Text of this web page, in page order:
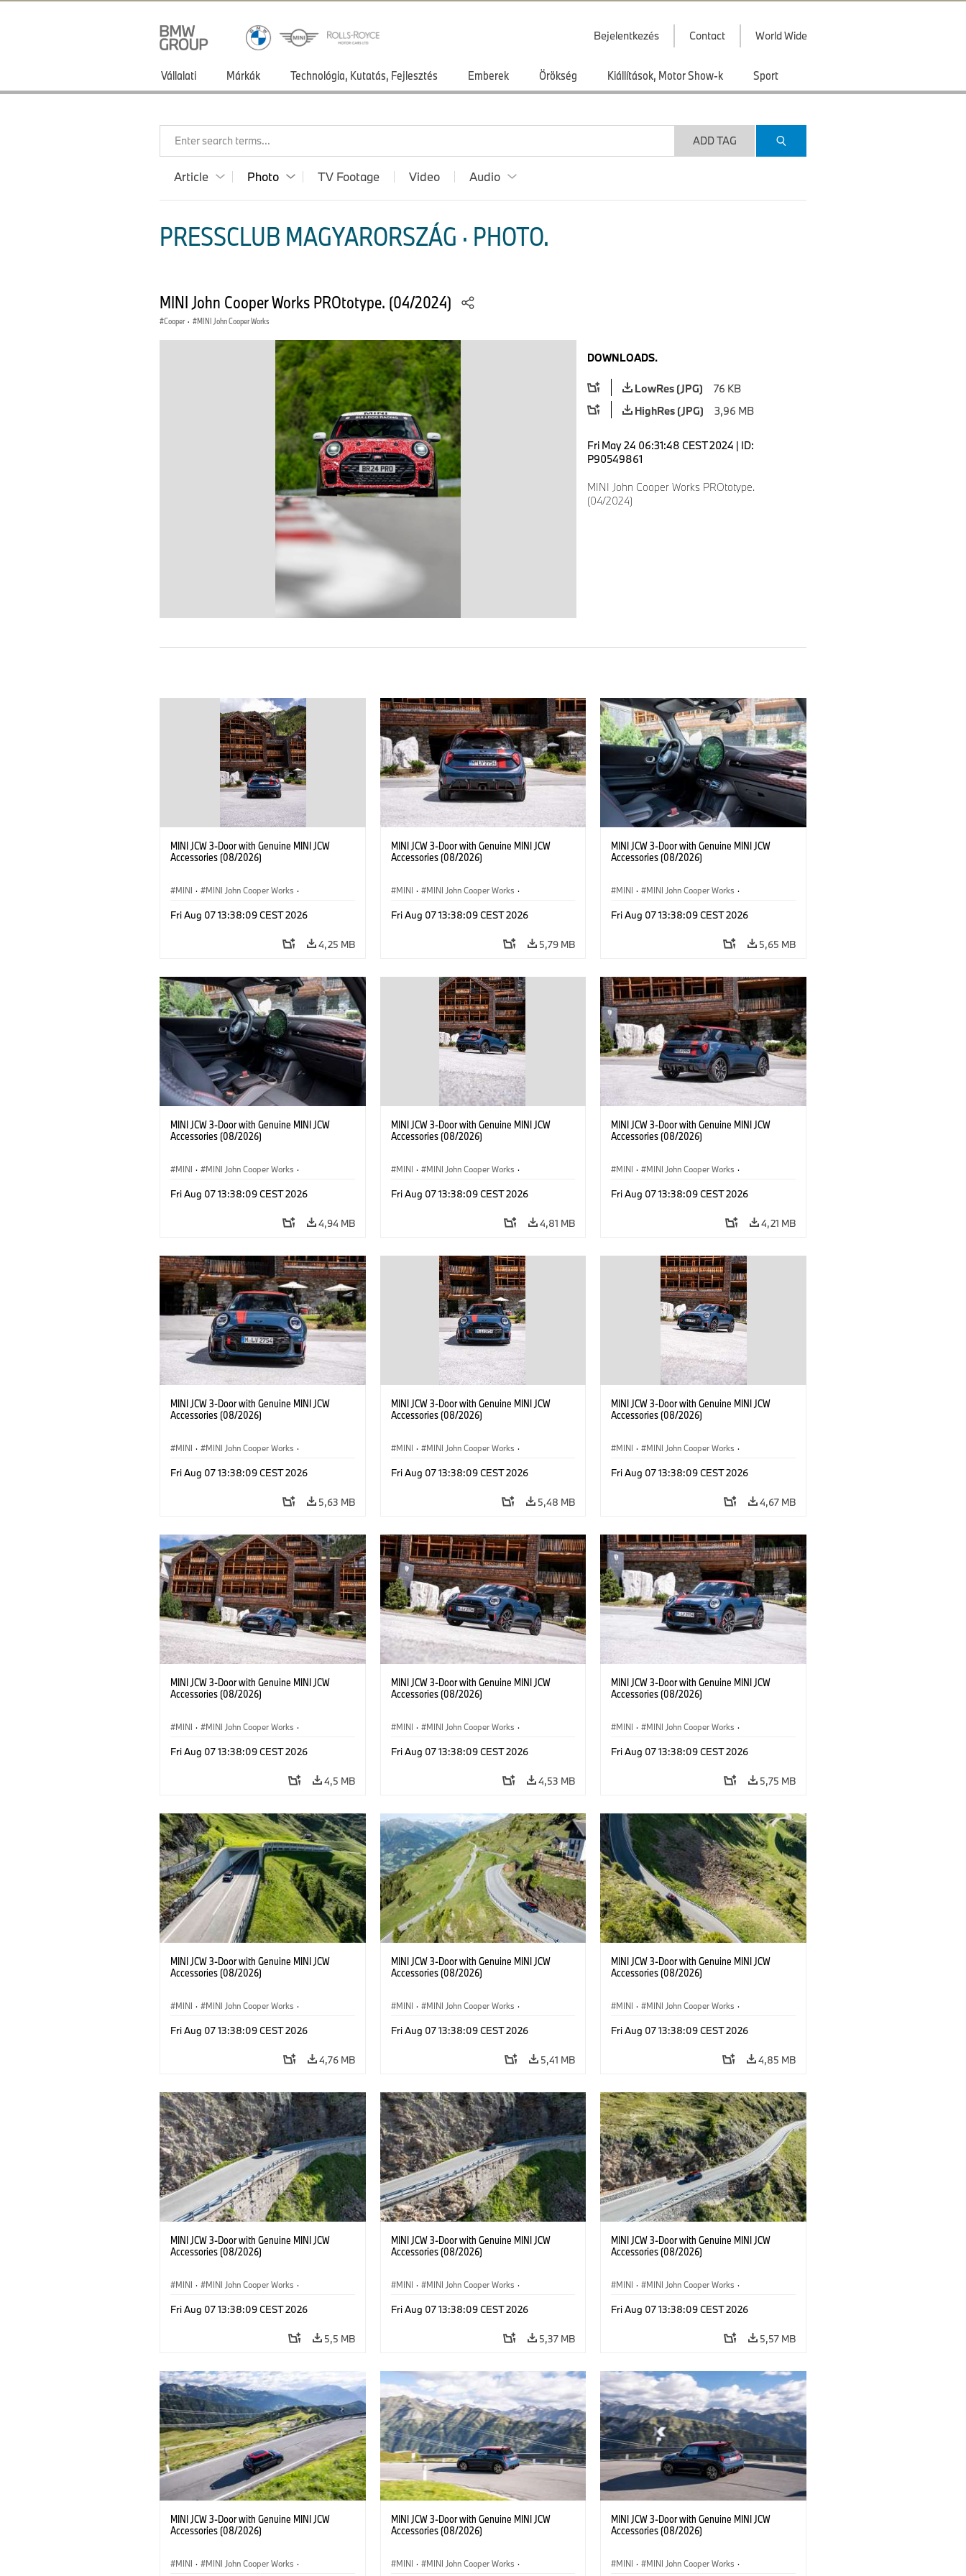
Bejelentkezés Contact World Wide
Vállalati Márkák Technológia, Kutatás, Fejlesztés Emberek Örökség Kiállítások, Motor Show-k Sport
Enter search terms... ADD TAG
Article Photo TV Footage Video Audio
PRESSCLUB MAGYARORSZÁG · PHOTO.
MINI John Cooper Works PROtotype. (04/2024)
Cooper · MINI John Cooper Works
DOWNLOADS.
LowRes (JPG)
76 KB
HighRes (JPG)
3,96 MB
Fri May 24 06:31:48 CEST 2024 | ID:
P90549861
MINI John Cooper Works PROtotype.
(04/2024)
MINI JCW 3-Door with Genuine MINI JCW
Accessories (08/2026)
MINI · MINI John Cooper Works ·
Opcionális extrák, kiegészítők
Fri Aug 07 13:38:09 CEST 2026
4,25 MB
MINI JCW 3-Door with Genuine MINI JCW
Accessories (08/2026)
MINI · MINI John Cooper Works ·
Opcionális extrák, kiegészítők
Fri Aug 07 13:38:09 CEST 2026
5,79 MB
MINI JCW 3-Door with Genuine MINI JCW
Accessories (08/2026)
MINI · MINI John Cooper Works ·
Opcionális extrák, kiegészítők
Fri Aug 07 13:38:09 CEST 2026
5,65 MB
MINI JCW 3-Door with Genuine MINI JCW
Accessories (08/2026)
MINI · MINI John Cooper Works ·
Opcionális extrák, kiegészítők
Fri Aug 07 13:38:09 CEST 2026
4,94 MB
MINI JCW 3-Door with Genuine MINI JCW
Accessories (08/2026)
MINI · MINI John Cooper Works ·
Opcionális extrák, kiegészítők
Fri Aug 07 13:38:09 CEST 2026
4,81 MB
MINI JCW 3-Door with Genuine MINI JCW
Accessories (08/2026)
MINI · MINI John Cooper Works ·
Opcionális extrák, kiegészítők
Fri Aug 07 13:38:09 CEST 2026
4,21 MB
MINI JCW 3-Door with Genuine MINI JCW
Accessories (08/2026)
MINI · MINI John Cooper Works ·
Opcionális extrák, kiegészítők
Fri Aug 07 13:38:09 CEST 2026
5,63 MB
MINI JCW 3-Door with Genuine MINI JCW
Accessories (08/2026)
MINI · MINI John Cooper Works ·
Opcionális extrák, kiegészítők
Fri Aug 07 13:38:09 CEST 2026
5,48 MB
MINI JCW 3-Door with Genuine MINI JCW
Accessories (08/2026)
MINI · MINI John Cooper Works ·
Opcionális extrák, kiegészítők
Fri Aug 07 13:38:09 CEST 2026
4,67 MB
MINI JCW 3-Door with Genuine MINI JCW
Accessories (08/2026)
MINI · MINI John Cooper Works ·
Opcionális extrák, kiegészítők
Fri Aug 07 13:38:09 CEST 2026
4,5 MB
MINI JCW 3-Door with Genuine MINI JCW
Accessories (08/2026)
MINI · MINI John Cooper Works ·
Opcionális extrák, kiegészítők
Fri Aug 07 13:38:09 CEST 2026
4,53 MB
MINI JCW 3-Door with Genuine MINI JCW
Accessories (08/2026)
MINI · MINI John Cooper Works ·
Opcionális extrák, kiegészítők
Fri Aug 07 13:38:09 CEST 2026
5,75 MB
MINI JCW 3-Door with Genuine MINI JCW
Accessories (08/2026)
MINI · MINI John Cooper Works ·
Opcionális extrák, kiegészítők
Fri Aug 07 13:38:09 CEST 2026
4,76 MB
MINI JCW 3-Door with Genuine MINI JCW
Accessories (08/2026)
MINI · MINI John Cooper Works ·
Opcionális extrák, kiegészítők
Fri Aug 07 13:38:09 CEST 2026
5,41 MB
MINI JCW 3-Door with Genuine MINI JCW
Accessories (08/2026)
MINI · MINI John Cooper Works ·
Opcionális extrák, kiegészítők
Fri Aug 07 13:38:09 CEST 2026
4,85 MB
MINI JCW 3-Door with Genuine MINI JCW
Accessories (08/2026)
MINI · MINI John Cooper Works ·
Opcionális extrák, kiegészítők
Fri Aug 07 13:38:09 CEST 2026
5,5 MB
MINI JCW 3-Door with Genuine MINI JCW
Accessories (08/2026)
MINI · MINI John Cooper Works ·
Opcionális extrák, kiegészítők
Fri Aug 07 13:38:09 CEST 2026
5,37 MB
MINI JCW 3-Door with Genuine MINI JCW
Accessories (08/2026)
MINI · MINI John Cooper Works ·
Opcionális extrák, kiegészítők
Fri Aug 07 13:38:09 CEST 2026
5,57 MB
MINI JCW 3-Door with Genuine MINI JCW
Accessories (08/2026)
MINI · MINI John Cooper Works ·
MINI JCW 3-Door with Genuine MINI JCW
Accessories (08/2026)
MINI · MINI John Cooper Works ·
MINI JCW 3-Door with Genuine MINI JCW
Accessories (08/2026)
MINI · MINI John Cooper Works ·